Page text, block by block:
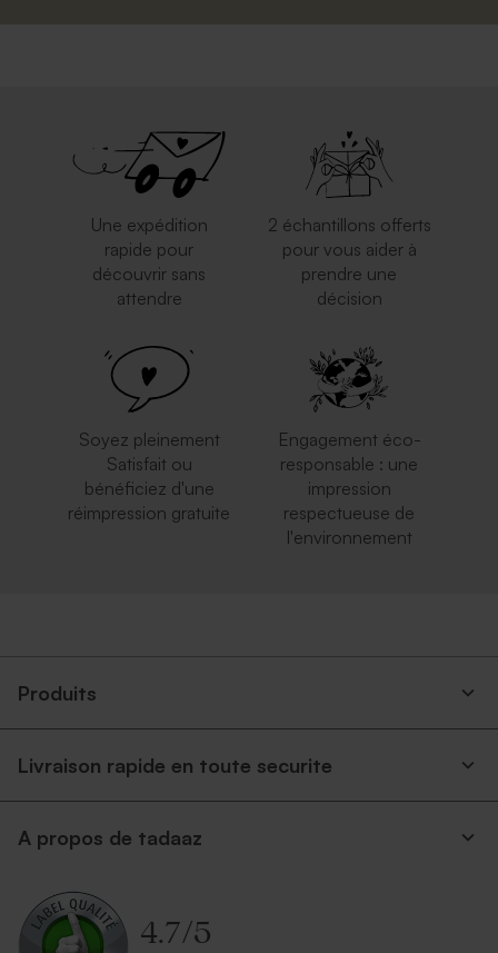
Une expédition
rapide pour
découvrir sans
attendre
2 échantillons offerts
pour vous aider à
prendre une
décision
Soyez pleinement
Satisfait ou
bénéficiez d'une
réimpression gratuite
Engagement éco-
responsable : une
impression
respectueuse de
l'environnement
Produits
Livraison rapide en toute securite
A propos de tadaaz
4.7/5